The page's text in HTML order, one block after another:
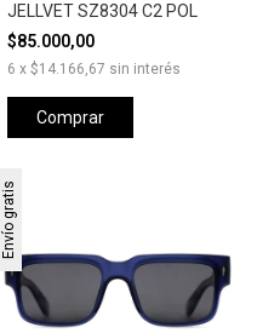
JELLVET SZ8304 C2 POL
$85.000,00
6 x $14.166,67 sin interés
Comprar
Envío gratis